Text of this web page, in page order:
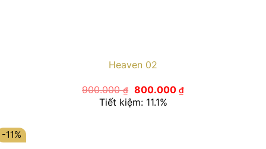
Heaven 02
900.000₫ Giá
gốc
là:
800.000 ₫Giá
hiện
Tiết kiệm: 11.1%
-11%